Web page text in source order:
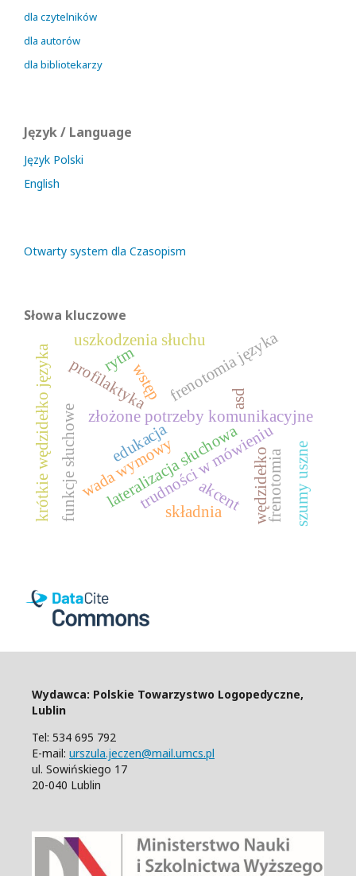
dla czytelników
dla autorów
dla bibliotekarzy
Język / Language
Język Polski
English
Otwarty system dla Czasopism
Słowa kluczowe
wstęp
złożone potrzeby komunikacyjne
edukacja
asd
funkcje słuchowe trudności w mówieniu
krótkie wędzidełko języka frenotomia języka
wada wymowy
profilaktyka
wędzidełkofrenotomia
akcent szumy uszne
lateralizacja słuchowa
rytm
uszkodzenia słuchu
składnia
Wydawca: Polskie Towarzystwo Logopedyczne,
Lublin
Tel: 534 695 792
E-mail: urszula.jeczen@mail.umcs.pl
ul. Sowińskiego 17
20-040 Lublin